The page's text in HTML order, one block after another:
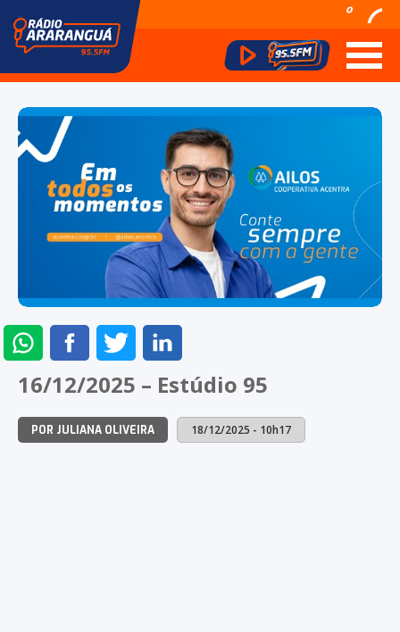
º
ENVIAR
NO
WHATSAPP
COMPARTILHAR
NO
FACEBOOK
COMPARTILHAR
NO
TWITTERLINKEDIN
16/12/2025 – Estúdio 95
POR JULIANA OLIVEIRA 18/12/2025 - 10h17